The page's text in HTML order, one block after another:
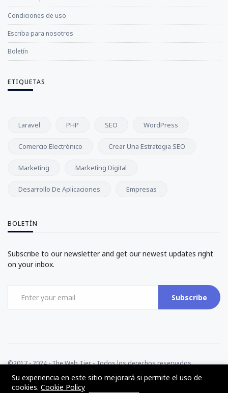
Condiciones de uso
Escriba para nosotros
Boletín
ETIQUETAS
Laravel PHP SEO WordPress
Comercio Electrónico Crear Una Estrategia SEO
Marketing Marketing Digital
Desarrollo De Aplicaciones Empresas
BOLETÍN
Subscribe to our newsletter and get our newest updates right
on your inbox.
Subscribe
©2017 - 2024 - The Web Tier - Todos los derechos reservados
Su experiencia en este sitio mejorará si permite el uso de
cookies. Cookie Policy